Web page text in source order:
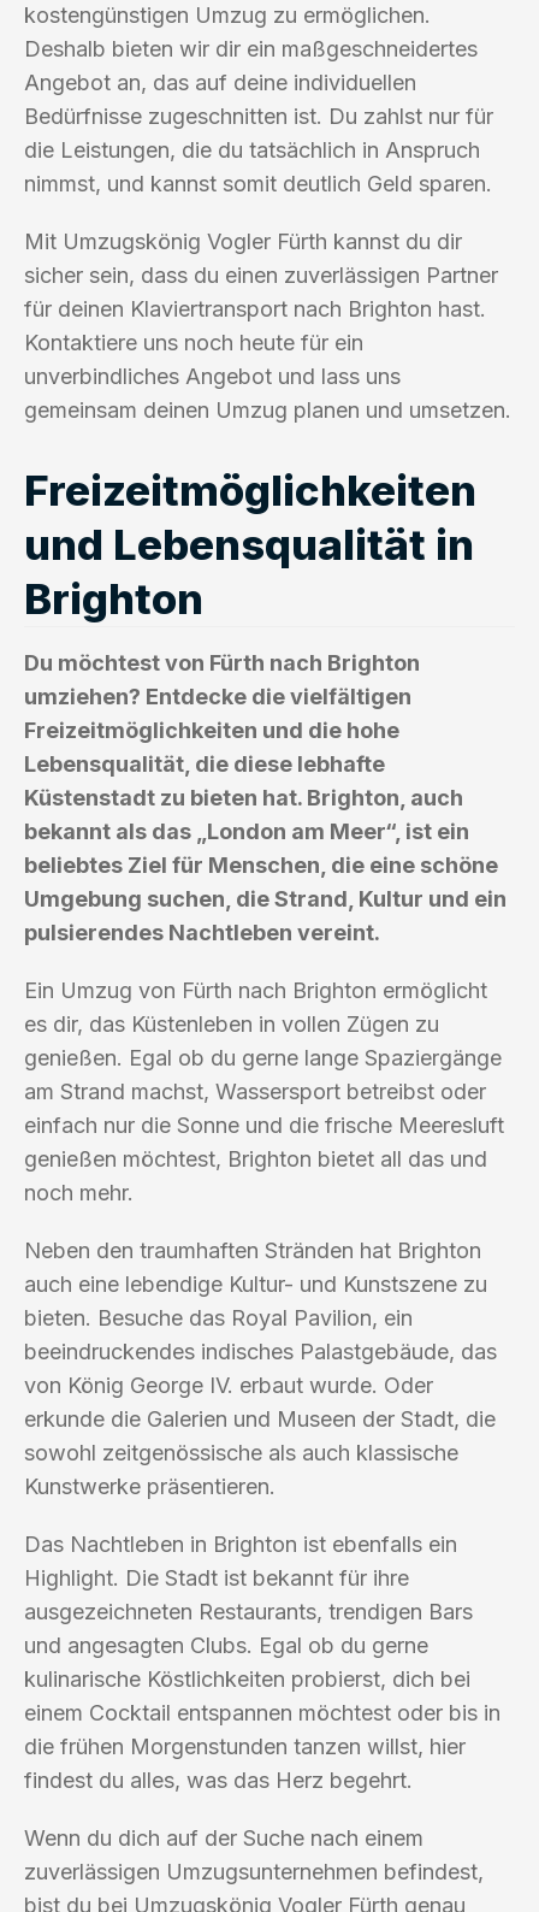
kostengünstigen Umzug zu ermöglichen.
Deshalb bieten wir dir ein maßgeschneidertes
Angebot an, das auf deine individuellen
Bedürfnisse zugeschnitten ist. Du zahlst nur für
die Leistungen, die du tatsächlich in Anspruch
nimmst, und kannst somit deutlich Geld sparen.
Mit Umzugskönig Vogler Fürth kannst du dir
sicher sein, dass du einen zuverlässigen Partner
für deinen Klaviertransport nach Brighton hast.
Kontaktiere uns noch heute für ein
unverbindliches Angebot und lass uns
gemeinsam deinen Umzug planen und umsetzen.
Freizeitmöglichkeiten
und Lebensqualität in
Brighton
Du möchtest von Fürth nach Brighton
umziehen? Entdecke die vielfältigen
Freizeitmöglichkeiten und die hohe
Lebensqualität, die diese lebhafte
Küstenstadt zu bieten hat. Brighton, auch
bekannt als das „London am Meer“, ist ein
beliebtes Ziel für Menschen, die eine schöne
Umgebung suchen, die Strand, Kultur und ein
pulsierendes Nachtleben vereint.
Ein Umzug von Fürth nach Brighton ermöglicht
es dir, das Küstenleben in vollen Zügen zu
genießen. Egal ob du gerne lange Spaziergänge
am Strand machst, Wassersport betreibst oder
einfach nur die Sonne und die frische Meeresluft
genießen möchtest, Brighton bietet all das und
noch mehr.
Neben den traumhaften Stränden hat Brighton
auch eine lebendige Kultur- und Kunstszene zu
bieten. Besuche das Royal Pavilion, ein
beeindruckendes indisches Palastgebäude, das
von König George IV. erbaut wurde. Oder
erkunde die Galerien und Museen der Stadt, die
sowohl zeitgenössische als auch klassische
Kunstwerke präsentieren.
Das Nachtleben in Brighton ist ebenfalls ein
Highlight. Die Stadt ist bekannt für ihre
ausgezeichneten Restaurants, trendigen Bars
und angesagten Clubs. Egal ob du gerne
kulinarische Köstlichkeiten probierst, dich bei
einem Cocktail entspannen möchtest oder bis in
die frühen Morgenstunden tanzen willst, hier
findest du alles, was das Herz begehrt.
Wenn du dich auf der Suche nach einem
zuverlässigen Umzugsunternehmen befindest,
bist du bei Umzugskönig Vogler Fürth genau